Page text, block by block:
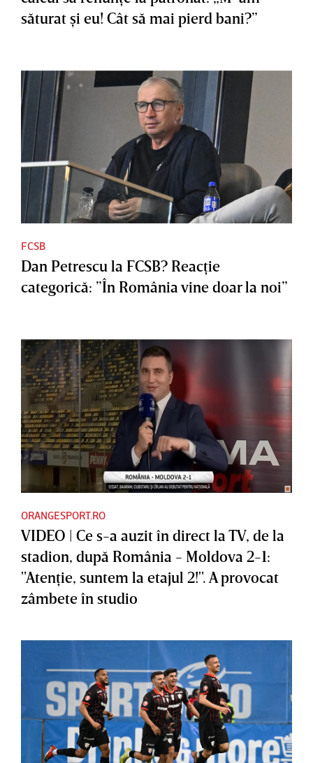
săturat şi eu! Cât să mai pierd bani?”
FCSB
Dan Petrescu la FCSB? Reacţie
categorică: ”În România vine doar la noi”
ORANGESPORT.RO
VIDEO | Ce s-a auzit în direct la TV, de la
stadion, după România - Moldova 2-1:
"Atenţie, suntem la etajul 2!". A provocat
zâmbete în studio